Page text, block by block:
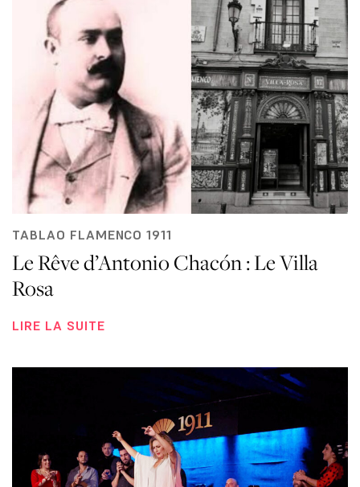
TABLAO FLAMENCO 1911
Le Rêve d’Antonio Chacón : Le Villa
Rosa
LIRE LA SUITE